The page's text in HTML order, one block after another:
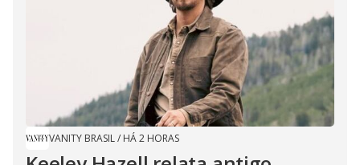
VANITY BRASIL/ HÁ 2 HORAS